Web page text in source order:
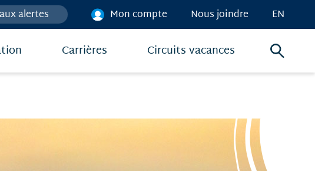
alertes Mon compte Nous joindre EN
Carrières
Circuits vacances